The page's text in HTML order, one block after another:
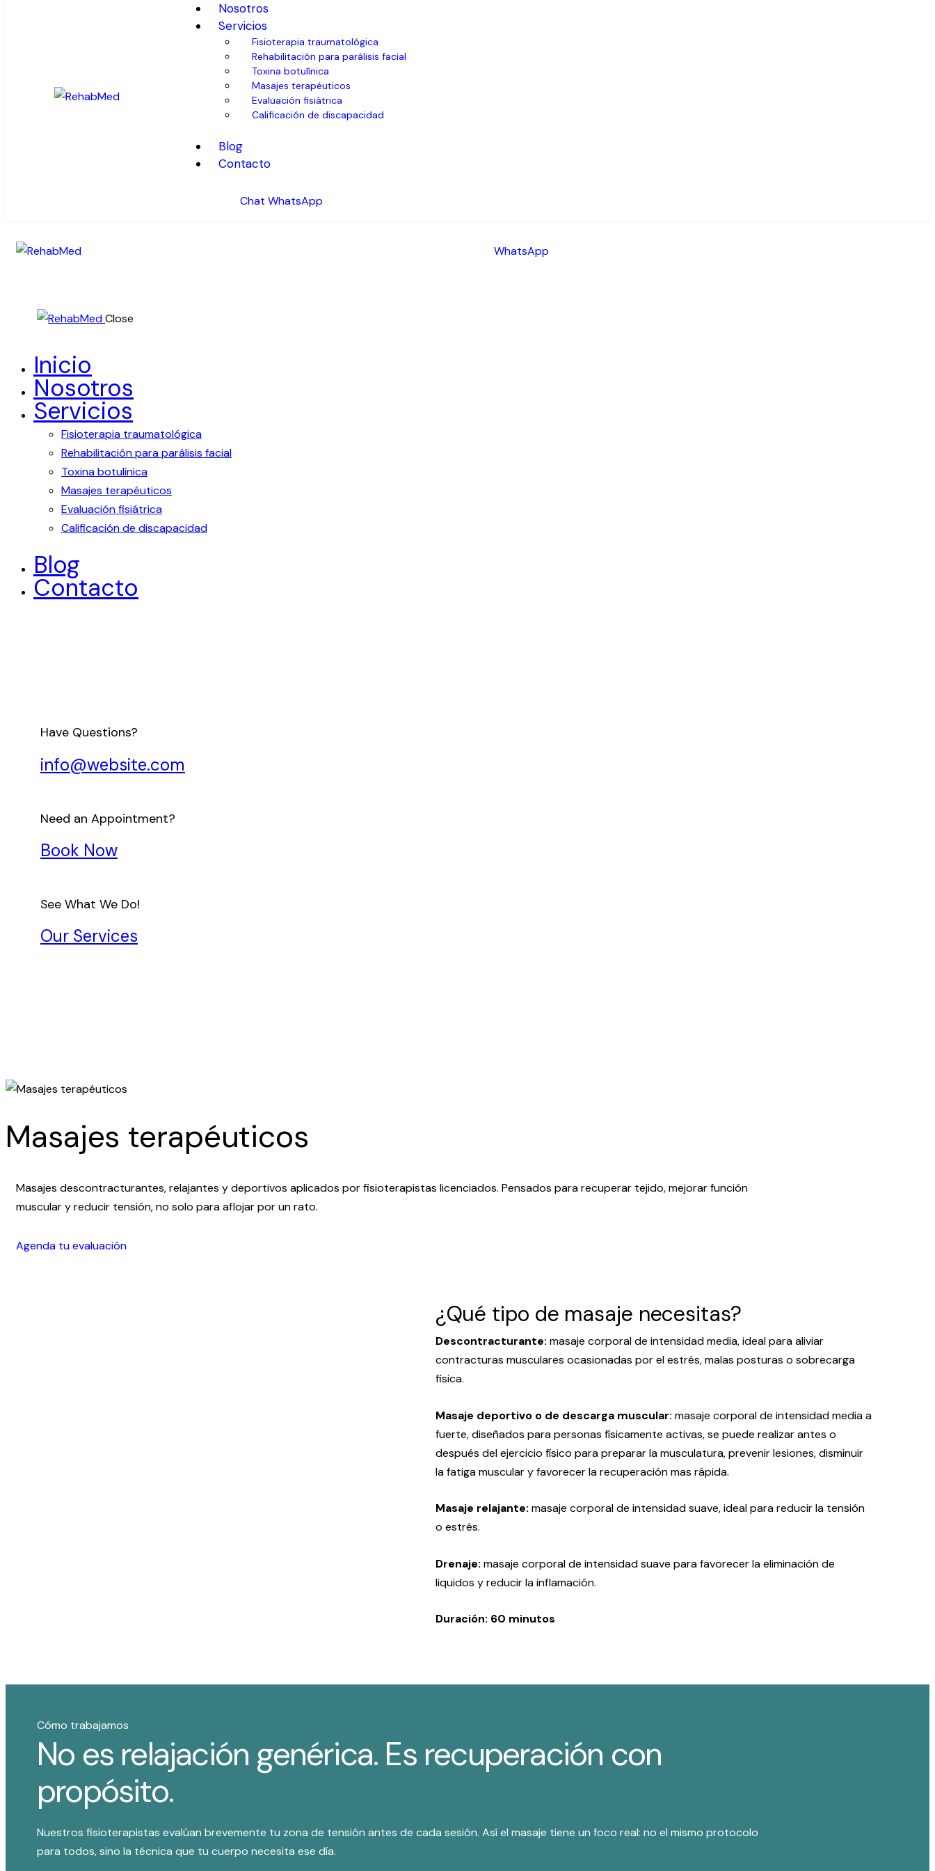
Nosotros
Servicios
Fisioterapia traumatológica
Rehabilitación para parálisis facial
Toxina botulínica
Masajes terapéuticos
Evaluación fisiátrica
Calificación de discapacidad
Blog
Contacto
Chat WhatsApp
WhatsApp
Close
Inicio
Nosotros
Servicios
Fisioterapia traumatológica
Rehabilitación para parálisis facial
Toxina botulínica
Masajes terapéuticos
Evaluación fisiátrica
Calificación de discapacidad
Blog
Contacto
Have Questions?
info@website.com
Need an Appointment?
Book Now
See What We Do!
Our Services
Masajes terapéuticos
Masajes descontracturantes, relajantes y deportivos aplicados por fisioterapistas licenciados. Pensados para recuperar tejido, mejorar función
muscular y reducir tensión, no solo para aflojar por un rato.
Agenda tu evaluación
¿Qué tipo de masaje necesitas?
Descontracturante: masaje corporal de intensidad media, ideal para aliviar
contracturas musculares ocasionadas por el estrés, malas posturas o sobrecarga
fisica.
Masaje deportivo o de descarga muscular: masaje corporal de intensidad media a
fuerte, diseñados para personas físicamente activas, se puede realizar antes o
después del ejercicio físico para preparar la musculatura, prevenir lesiones, disminuir
la fatiga muscular y favorecer la recuperación mas rápida.
Masaje relajante: masaje corporal de intensidad suave, ideal para reducir la tensión
o estrés.
Drenaje: masaje corporal de intensidad suave para favorecer la eliminación de
liquidos y reducir la inflamación.
Duración: 60 minutos
Cómo trabajamos
No es relajación genérica. Es recuperación con
propósito.
Nuestros fisioterapistas evalúan brevemente tu zona de tensión antes de cada sesión. Así el masaje tiene un foco real: no el mismo protocolo
para todos, sino la técnica que tu cuerpo necesita ese día.